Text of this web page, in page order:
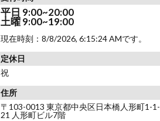
平日 9:00~20:00
土曜 9:00~19:00
現在時刻： 8/8/2026, 6:15:25 AMです。
定休日
祝
住所
〒103-0013 東京都中央区日本橋人形町1-1-
21 人形町ビル7階